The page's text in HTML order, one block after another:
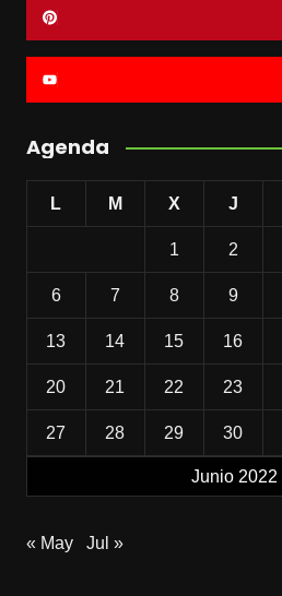
Agenda
Junio 2022
L M X J
1 2
6 7 8 9
13 14 15 16
20 21 22 23
27 28 29 30
« May Jul »